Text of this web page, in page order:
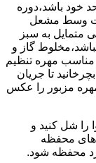
خود باشد،دوره
وسط مشعل
و به رنگ آبی متمایل به سبز
گاز و
مناسب مهره تنظیم
تا جریان
مزبور را عکس
را شل کنید و
های محفظه
محفظه شود.